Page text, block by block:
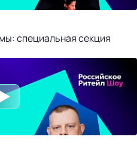
специальная секция